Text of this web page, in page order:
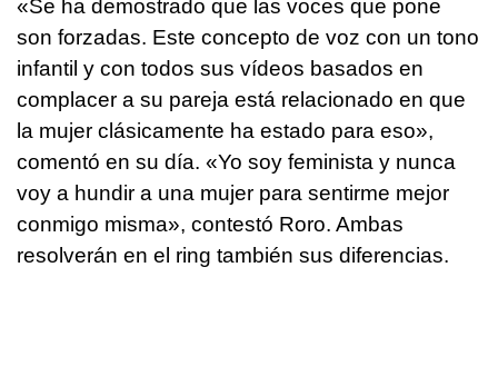
«Se ha demostrado que las voces que pone
son forzadas. Este concepto de voz con un tono
infantil y con todos sus vídeos basados en
complacer a su pareja está relacionado en que
la mujer clásicamente ha estado para eso»,
comentó en su día. «Yo soy feminista y nunca
voy a hundir a una mujer para sentirme mejor
conmigo misma», contestó Roro. Ambas
resolverán en el ring también sus diferencias.